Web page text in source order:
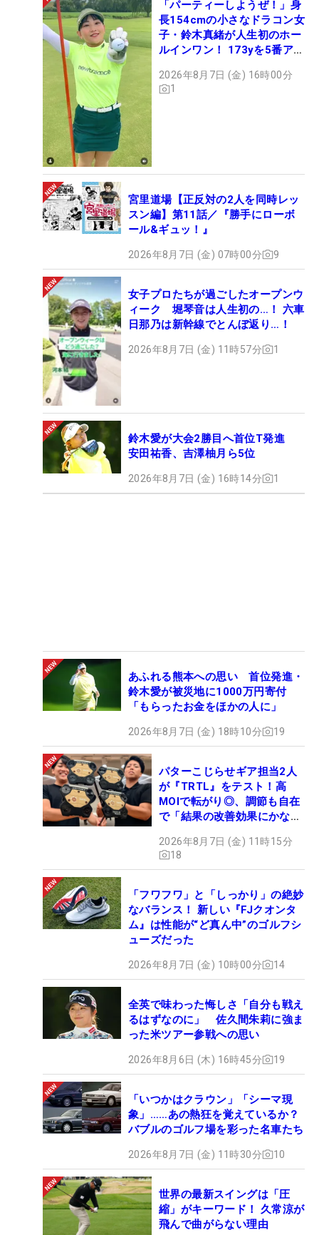
「パーティーしようぜ！」身
長154cmの小さなドラコン女
子・鈴木真緒が人生初のホー
ルインワン！ 173yを5番アイ
2026年8月7日 (金) 16時00分
1
宮里道場【正反対の2人を同時レッ
スン編】第11話／『勝手にローボ
ール&ギュッ！』
2026年8月7日 (金) 07時00分 9
女子プロたちが過ごしたオープンウ
ィーク 堀琴音は人生初の…！ 六車
日那乃は新幹線でとんぼ返り…！
2026年8月7日 (金) 11時57分 1
鈴木愛が大会2勝目へ首位T発進
安田祐香、吉澤柚月ら5位
2026年8月7日 (金) 16時14分 1
あふれる熊本への思い 首位発進・
鈴木愛が被災地に1000万円寄付
「もらったお金をほかの人に」
2026年8月7日 (金) 18時10分 19
パターこじらせギア担当2人
が『TRTL』をテスト！高
MOIで転がり◎、調節も自在
で「結果の改善効果にかなり
2026年8月7日 (金) 11時15分
18
「フワフワ」と「しっかり」の絶妙
なバランス！ 新しい『FJクオンタ
ム』は性能が“ど真ん中”のゴルフシ
ューズだった
2026年8月7日 (金) 10時00分 14
全英で味わった悔しさ「自分も戦え
るはずなのに」 佐久間朱莉に強ま
った米ツアー参戦への思い
2026年8月6日 (木) 16時45分 19
「いつかはクラウン」「シーマ現
象」……あの熱狂を覚えているか？
バブルのゴルフ場を彩った名車たち
2026年8月7日 (金) 11時30分 10
世界の最新スイングは「圧
縮」がキーワード！ 久常涼が
飛んで曲がらない理由